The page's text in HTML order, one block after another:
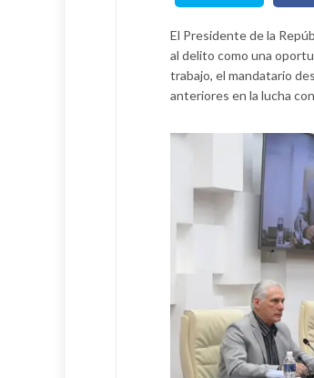
El Presidente de la
al delito como una
trabajo, el mandatario
anteriores en la lucha